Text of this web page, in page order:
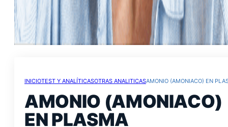
INICIOTEST Y ANALÍTICASOTRAS ANALITICASAMONIO (AMONIACO) EN
AMONIO (AMONIACO)
EN PLASMA